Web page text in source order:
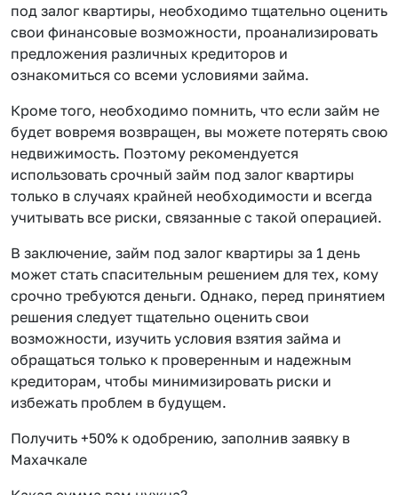
под залог квартиры, необходимо тщательно оценить
свои финансовые возможности, проанализировать
предложения различных кредиторов и
ознакомиться со всеми условиями займа.
Кроме того, необходимо помнить, что если займ не
будет вовремя возвращен, вы можете потерять свою
недвижимость. Поэтому рекомендуется
использовать срочный займ под залог квартиры
только в случаях крайней необходимости и всегда
учитывать все риски, связанные с такой операцией.
В заключение, займ под залог квартиры за 1 день
может стать спасительным решением для тех, кому
срочно требуются деньги. Однако, перед принятием
решения следует тщательно оценить свои
возможности, изучить условия взятия займа и
обращаться только к проверенным и надежным
кредиторам, чтобы минимизировать риски и
избежать проблем в будущем.
Получить +50% к одобрению, заполнив заявку в
Махачкале